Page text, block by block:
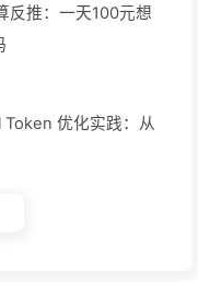
反推：一天100元想
优化实践：从